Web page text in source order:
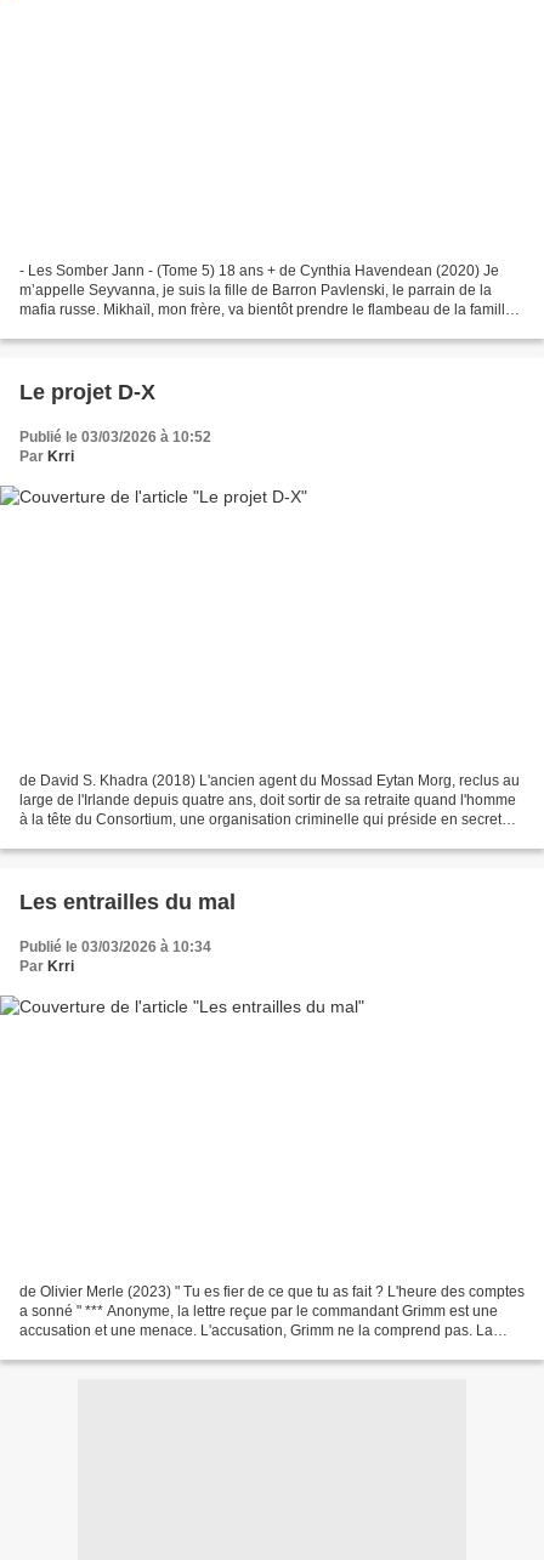
- Les Somber Jann - (Tome 5) 18 ans + de Cynthia Havendean (2020) Je
m’appelle Seyvanna, je suis la fille de Barron Pavlenski, le parrain de la
mafia russe. Mikhaïl, mon frère, va bientôt prendre le flambeau de la famille.
Le projet D-X
Publié le 03/03/2026 à 10:52
Par Krri
de David S. Khadra (2018) L'ancien agent du Mossad Eytan Morg, reclus au
large de l'Irlande depuis quatre ans, doit sortir de sa retraite quand l'homme
à la tête du Consortium, une organisation criminelle qui préside en secret
Les entrailles du mal
Publié le 03/03/2026 à 10:34
Par Krri
de Olivier Merle (2023) " Tu es fier de ce que tu as fait ? L'heure des comptes
a sonné " *** Anonyme, la lettre reçue par le commandant Grimm est une
accusation et une menace. L'accusation, Grimm ne la comprend pas. La